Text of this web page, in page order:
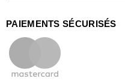
PAIEMENTS SÉCURISÉS